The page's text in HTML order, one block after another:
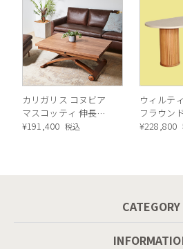
カリガリス コヌビア
マスコッティ 伸長・
昇降式テーブル ／
¥191,400 税込
ウィルテ
フラウン
ラ塗装 ダ
¥228,800
CATEGORY